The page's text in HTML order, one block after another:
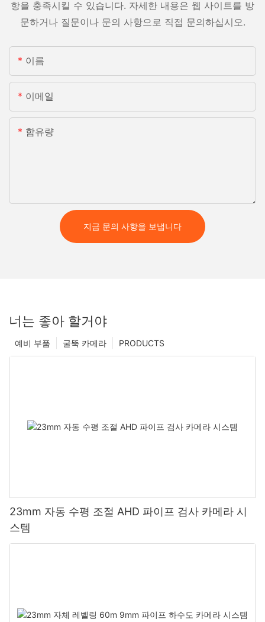
항을 충족시킬 수 있습니다. 자세한 내용은 웹 사이트를 방
문하거나 질문이나 문의 사항으로 직접 문의하십시오.
이름
이메일
함유량
지금 문의 사항을 보냅니다
너는 좋아 할거야
PRODUCTS
굴뚝 카메라
예비 부품
23mm 자동 수평 조절 AHD 파이프 검사 카메라 시
스템